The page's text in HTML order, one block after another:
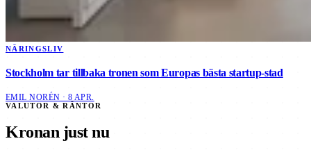
NÄRINGSLIV
Stockholm tar tillbaka tronen som Europas bästa startup-stad
EMIL NORÉN · 8 APR.
VALUTOR & RÄNTOR
Kronan just nu